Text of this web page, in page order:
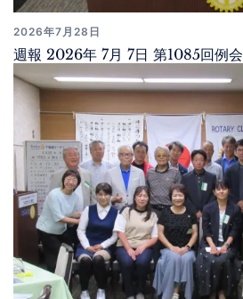
2026年7月28日
週報 2026年 7月 7日 第1085回例会